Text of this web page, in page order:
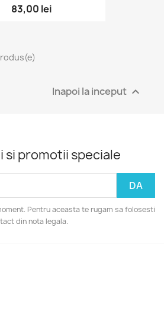
83,00 lei
Inapoi la inceput 
promotii speciale
Pentru aceasta te rugam sa folosesti
din nota legala.